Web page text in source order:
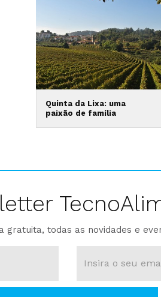
Quinta da Lixa: uma
paixão de família
gratuita, todas as novidades e